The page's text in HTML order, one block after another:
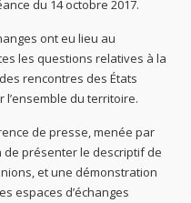
du 14 octobre 2017.
ont eu lieu au
les questions relatives à la
rencontres des États
l’ensemble du territoire.
de presse, menée par
de présenter le descriptif de
et une démonstration
espaces d’échanges